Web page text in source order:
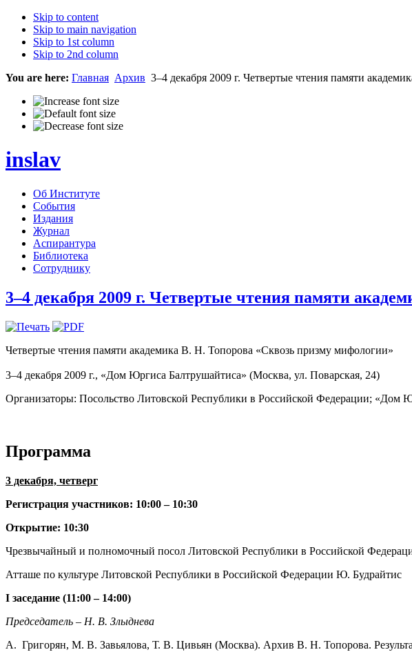
Skip to content
Skip to main navigation
Skip to 1st column
Skip to 2nd column
You are here: Главная Архив 3–4 декабря 2009 г. Четвертые чтения памяти
inslav
Об Институте
События
Издания
Журнал
Аспирантура
Библиотека
Сотруднику
3–4 декабря 2009 г. Четвертые чтения памяти
Четвертые чтения памяти академика В. Н. Топорова «Сквозь призму мифологии»
3–4 декабря 2009 г., «Дом Юргиса Балтрушайтиса» (Москва, ул. Поварская, 24)
Организаторы: Посольство Литовской Республики в Российской Федерации; «Дом
Программа
3 декабря, четверг
Регистрация участников: 10:00 – 10:30
Открытие: 10:30
Чрезвычайный и полномочный посол Литовской Республики в Российской
Атташе по культуре Литовской Республики в Российской Федерации Ю. Будрайтис
I заседание (11:00 – 14:00)
Председатель – Н. В. Злыднева
А. Григорян, М. В. Завьялова, Т. В. Цивьян (Москва). Архив В. Н. Топорова.